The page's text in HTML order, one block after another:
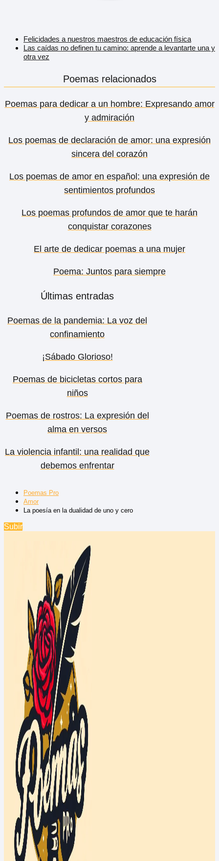
Felicidades a nuestros maestros de educación física
Las caídas no definen tu camino: aprende a levantarte una y
otra vez
Poemas relacionados
Poemas para dedicar a un hombre: Expresando amor
y admiración
Los poemas de declaración de amor: una expresión
sincera del corazón
Los poemas de amor en español: una expresión de
sentimientos profundos
Los poemas profundos de amor que te harán
conquistar corazones
El arte de dedicar poemas a una mujer
Poema: Juntos para siempre
Últimas entradas
Poemas de la pandemia: La voz del
confinamiento
¡Sábado Glorioso!
Poemas de bicicletas cortos para
niños
Poemas de rostros: La expresión del
alma en versos
La violencia infantil: una realidad que
debemos enfrentar
Poemas Pro
Amor
La poesía en la dualidad de uno y cero
Subir